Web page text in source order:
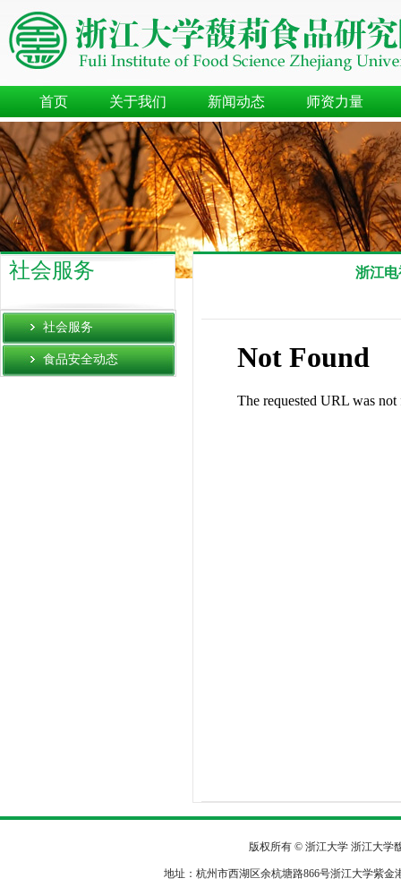
首页 关于我们 新闻动态 师资力量
社会服务
社会服务
食品安全动态
浙江
版权所有 © 浙江大学 浙江大学
地址：杭州市西湖区余杭塘路866号浙江大学紫金